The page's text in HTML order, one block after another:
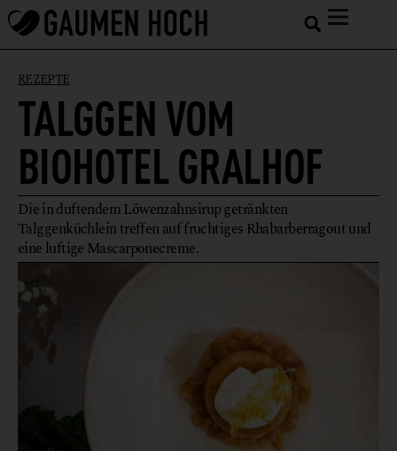
REZEPTE
TALGGEN VOM
BIOHOTEL GRALHOF
Die in duftendem Löwenzahnsirup getränkten
Talggenküchlein treffen auf fruchtiges Rhabarberragout und
eine luftige Mascarponecreme.